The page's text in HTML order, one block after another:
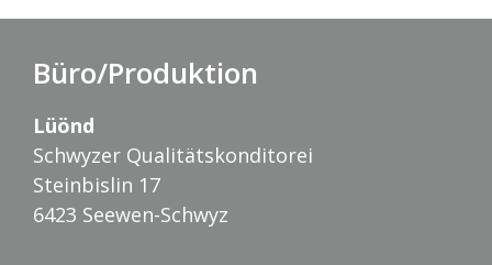
Büro/Produktion
Lüönd
Schwyzer Qualitätskonditorei
Steinbislin 17
6423 Seewen-Schwyz